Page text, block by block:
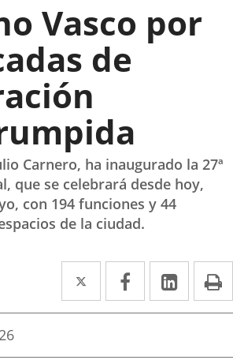
Vasco por
de
Carnero, ha inaugurado la 27ª
que se celebrará desde hoy,
con 194 funciones y 44
de la ciudad.
Twitter
Enlace
a
Facebook
Enlace
a
Enlace
a